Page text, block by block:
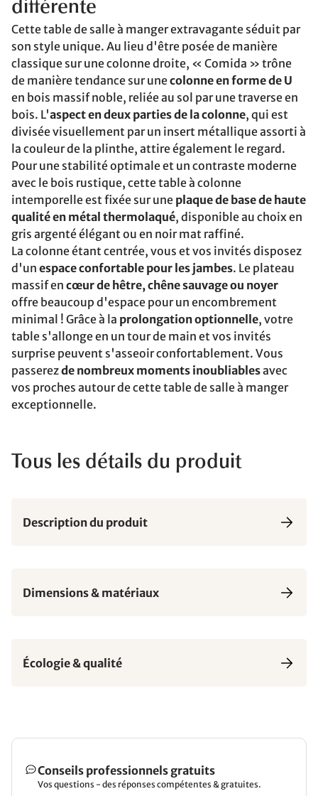
différente
Cette table de salle à manger extravagante séduit par
son style unique. Au lieu d'être posée de manière
classique sur une colonne droite, « Comida » trône
de manière tendance sur unecolonne en forme de U
en bois massif noble, reliée au sol par une traverse en
bois. L'aspect en deux parties de la colonne, qui est
divisée visuellement par un insert métallique assorti à
la couleur de la plinthe, attire également le regard.
Pour une stabilité optimale et un contraste moderne
avec le bois rustique, cette table à colonne
intemporelle est fixée sur une plaque de base de haute
qualité en métal thermolaqué, disponible au choix en
gris argenté élégant ou en noir mat raffiné.
La colonne étant centrée, vous et vos invités disposez
d'un espace confortable pour les jambes. Le plateau
massif en cœur de hêtre, chêne sauvage ou noyer
offre beaucoup d'espace pour un encombrement
minimal ! Grâce à la prolongation optionnelle, votre
table s'allonge en un tour de main et vos invités
surprise peuvent s'asseoir confortablement. Vous
passerezde nombreux moments inoubliablesavec
vos proches autour de cette table de salle à manger
exceptionnelle.
Tous les détails du produit
Description du produit
Dimensions & matériaux
Écologie & qualité
Conseils professionnels gratuits
Vos questions - des réponses compétentes & gratuites.